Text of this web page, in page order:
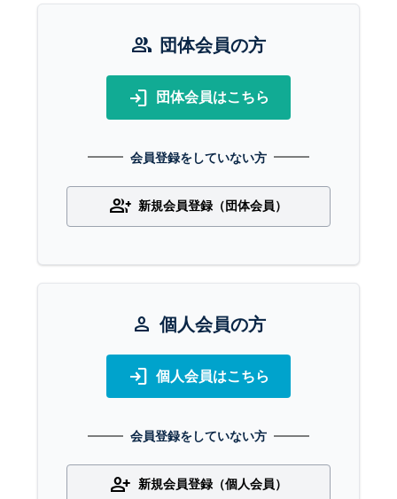
group 団体会員の方
login 団体会員はこちら
会員登録をしていない方
group_add 新規会員登録（団体会員）
person 個人会員の方
login 個人会員はこちら
会員登録をしていない方
person_add 新規会員登録（個人会員）